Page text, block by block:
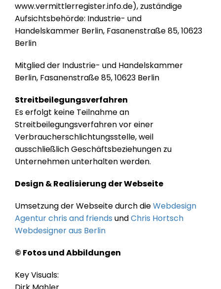
www.vermittlerregister.info.de), zuständige
Aufsichtsbehörde: Industrie- und
Handelskammer Berlin, Fasanenstraße 85, 10623
Berlin
Mitglied der Industrie- und Handelskammer
Berlin, Fasanenstraße 85, 10623 Berlin
Streitbeilegungsverfahren
Es erfolgt keine Teilnahme an
Streitbeilegungsverfahren vor einer
Verbraucherschlichtungsstelle, weil
ausschließlich Geschäftsbeziehungen zu
Unternehmen unterhalten werden.
Design & Realisierung der Webseite
Umsetzung der Webseite durch dieWebdesign
Agentur chris and friends undChris Hortsch
Webdesigner aus Berlin
© Fotos und Abbildungen
Key Visuals: